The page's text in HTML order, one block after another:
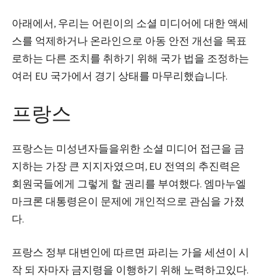
아래에서, 우리는 어린이의 소셜 미디어에 대한 액세
스를 억제하거나 온라인으로 아동 안전 개선을 목표
로하는 다른 조치를 취하기 위해 국가 법을 조정하는
여러 EU 국가에서 경기 상태를 마무리했습니다.
프랑스
프랑스는 미성년자들을위한 소셜 미디어 접근을 금
지하는 가장 큰 지지자였으며, EU 전역의 추진력은
회원국들에게 그렇게 할 권리를 부여했다. 엠마누엘
마크론 대통령은이 문제에 개인적으로 관심을 가졌
다.
프랑스 정부 대변인에 따르면 파리는 가을 세션이 시
작 되 자마자 금지령을 이행하기 위해 노력하고있다.